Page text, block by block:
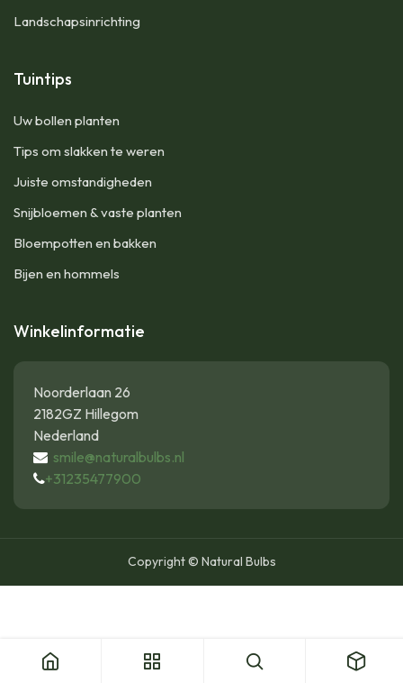
Landschapsinrichting
Tuintips
Uw bollen planten
Tips om slakken te weren
Juiste omstandigheden
Snijbloemen & vaste planten
Bloempotten en bakken
Bijen en hommels
Winkelinformatie
Noorderlaan 26
2182GZ Hillegom
Nederland
smile@naturalbulbs.nl
+31235477900
Copyright © Natural Bulbs